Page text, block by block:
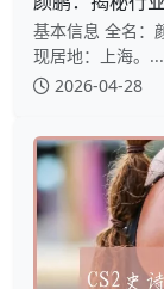
基本信息 全名：
现居地：上海。...
2026-04-28